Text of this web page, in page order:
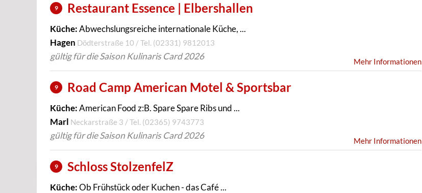
9 Restaurant Essence | Elbershallen
Küche:Abwechslungsreiche internationale Küche, ...
Hagen Dödterstraße 10 / Tel. (02331) 9812013
gültig für die Saison Kulinaris Card 2026
Mehr Informationen
9 Road Camp American Motel & Sportsbar
Küche:American Food z:B. Spare Spare Ribs und ...
Marl Neckarstraße 3 / Tel. (02365) 9743773
gültig für die Saison Kulinaris Card 2026
Mehr Informationen
9 Schloss StolzenfelZ
Küche:Ob Frühstück oder Kuchen - das Café ...